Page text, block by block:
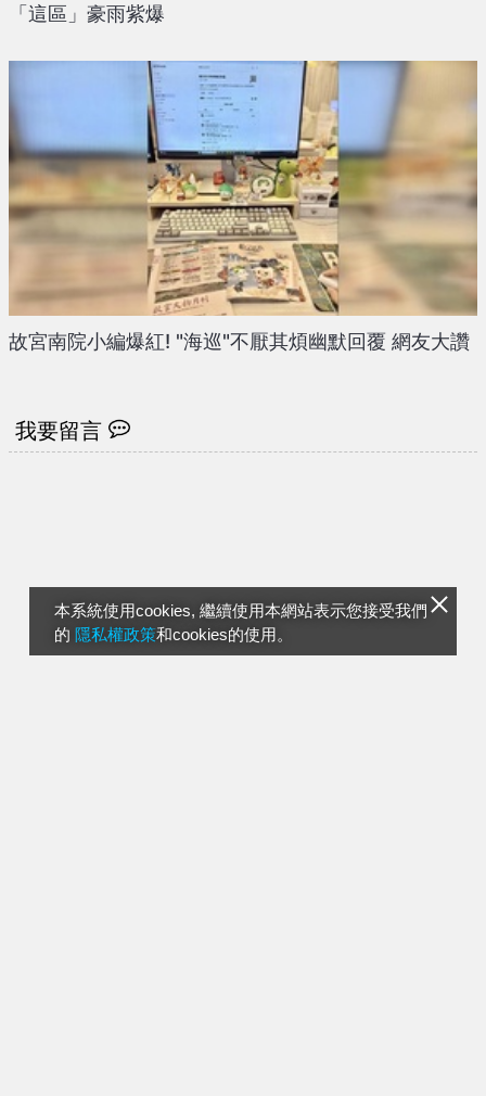
本系統使用cookies, 繼續使用本網站表示您接受我們
的 隱私權政策和cookies的使用。
「這區」豪雨紫爆
故宮南院小編爆紅! "海巡"不厭其煩幽默回覆 網友大讚
我要留言